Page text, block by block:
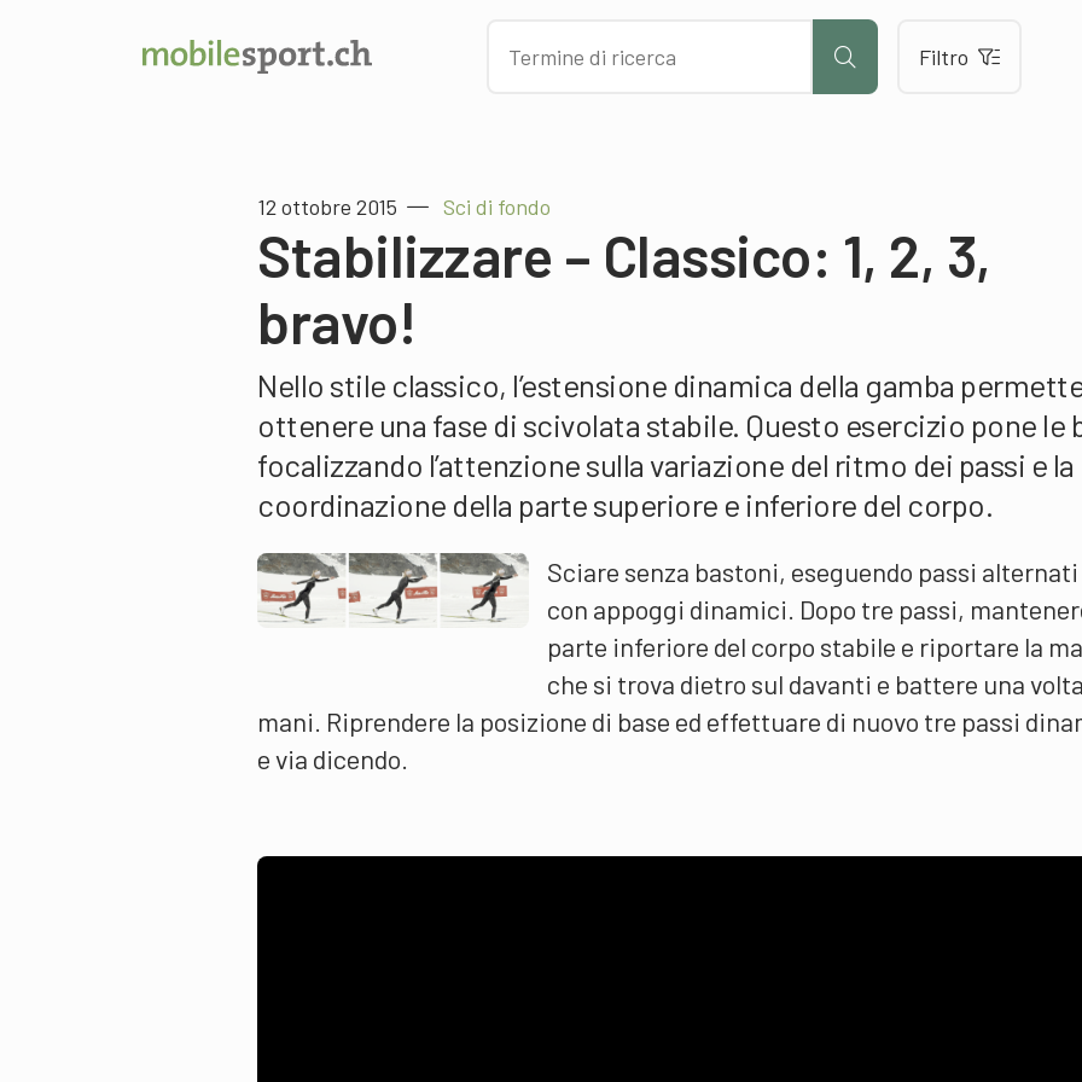
Filtro
12 ottobre 2015 Sci di fondo
Stabilizzare – Classico: 1, 2, 3,
bravo!
Nello stile classico, l’estensione dinamica della gamba
ottenere una fase di scivolata stabile. Questo esercizio pone le
focalizzando l’attenzione sulla variazione del ritmo dei passi e la
coordinazione della parte superiore e inferiore del corpo.
Sciare senza bastoni, eseguendo passi alternati
con appoggi dinamici. Dopo tre passi,
parte inferiore del corpo stabile e riportare la
che si trova dietro sul davanti e battere una
mani. Riprendere la posizione di base ed effettuare di nuovo tre passi
e via dicendo.